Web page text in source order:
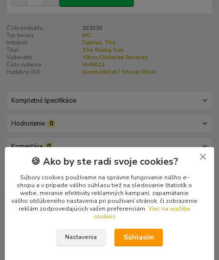
Číslo produktu:
202535
Typ tovaru:
MC
Interprét:
Caktus, The
Titul:
The Rising Sun
Vydavateľ:
Vibrio Cholerae Records
Číslo vydania:
VHR622
Hudobný štýl:
Doom Metal / Stoner Rock
Kompletné špecifikácie
Hodnotenie 0
Komentáre 0
Kompletné špecifikácie
Doom metal / stoner rock album od kapely The Caktus
pochádzajúcej z Novej Kaledónie (francúzsky ostrov nachádzajúci
sa na východ od Austrálie).
🍪 Ako by ste radi svoje cookies?
Súbory cookies používame na správne fungovanie nášho e-
shopu a v prípade vášho súhlasu tiež na sledovanie štatistík o
webe, meranie efektivity reklamných kampaní, zapamätanie
vášho obľúbeného nastavenia pri používaní stránok, či zobrazenie
reklám zodpovedajúcich vašim preferenciám. Viac na využitie
cookies
Nastavenia Súhlasím